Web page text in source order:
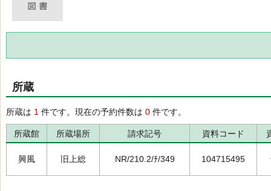
所蔵
所蔵は 1 件です。現在の予約件数は 0 件です。
所蔵館 所蔵場所 請求記号 資料コード
興風 旧上総 NR/210.2/ﾁ/349 104715495